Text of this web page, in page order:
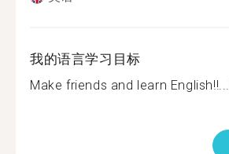
我的语言学习目标
Make friends and learn English!!...